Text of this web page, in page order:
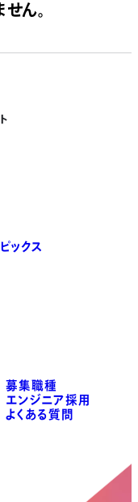
ん。
ックス
募集職種
エンジニア採用
よくある質問